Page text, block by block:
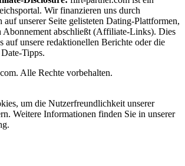
Wir finanzieren uns durch
auf unserer Seite gelisteten Dating-Plattformen,
Abonnement abschließt (Affiliate-Links). Dies
auf unsere redaktionellen Berichte oder die
Tipps.
Alle Rechte vorbehalten.
um die Nutzerfreundlichkeit unserer
Weitere Informationen finden Sie in unserer